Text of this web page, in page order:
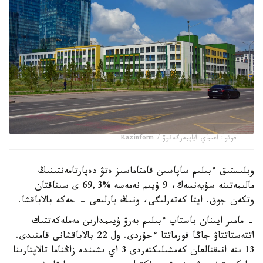
فوتو: اعىباي اياپبەرگەنوۆ / Kazinform
وبلىستىق ءبىلىم ساپاسىن قامتاماسىز ەتۋ دەپارتامەنتىنىڭ
مالىمەتىنە سۇيەنسەك، 9 ۇيىم نەمەسە %69,3 ى سىناقتان
وتكەن جوق. ايتا كەتەرلىگى، ونىڭ بارلىعى - جەكە بالاباقشا.
- مامىر ايىنان باستاپ ءبىلىم بەرۋ ۇيىمدارىن مەملەكەتتىك
اتتەستاتتاۋ جاڭا فورماتتا ءجۇردى. ول 22 بالاباقشانى قامتىدى.
13 ىنە انىقتالعان كەمشىلىكتەردى 3 اي ىشىندە زاڭناما تالاپتارىنا